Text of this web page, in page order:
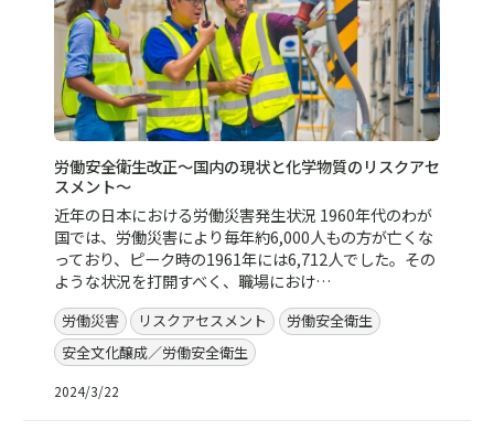
労働安全衛生改正～国内の現状と化学物質のリスクアセ
スメント～
近年の日本における労働災害発生状況 1960年代のわが
国では、労働災害により毎年約6,000人もの方が亡くな
っており、ピーク時の1961年には6,712人でした。その
ような状況を打開すべく、職場におけ…
労働災害 リスクアセスメント
労働安全衛生
安全文化醸成／労働安全衛生
2024/3/22